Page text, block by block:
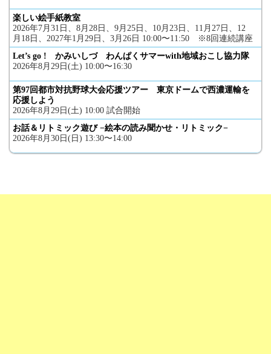
楽しい絵手紙教室
2026年7月31日、8月28日、9月25日、10月23日、11月27日、12
月18日、2027年1月29日、3月26日 10:00〜11:50 ※8回連続講座
Let’s go ! かみいしづ わんぱくサマーwith地域おこし協力隊
2026年8月29日(土) 10:00〜16:30
第97回都市対抗野球大会応援ツアー 東京ドームで西濃運輸を
応援しよう
2026年8月29日(土) 10:00 試合開始
お話＆リトミック遊び −絵本の読み聞かせ・リトミック−
2026年8月30日(日) 13:30〜14:00